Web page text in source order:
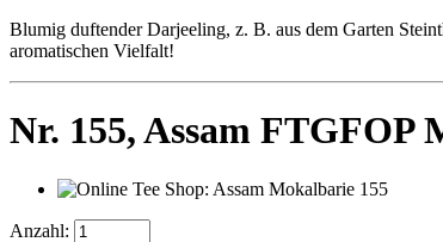
Blumig duftender Darjeeling, z. B. aus dem Garten
aromatischen Vielfalt!
Nr. 155,Assam FTGFOP
Anzahl: